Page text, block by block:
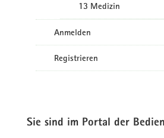
13 Medizin
Anmelden
Registrieren
Sie sind im Portal der